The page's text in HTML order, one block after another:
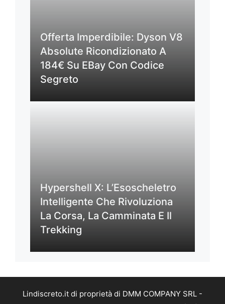
Offerta Imperdibile: Dyson V8
Absolute Ricondizionato A
184€ Su EBay Con Codice
Segreto
Hypershell X: L’Esoscheletro
Intelligente Che Rivoluziona
La Corsa, La Camminata E Il
Trekking
Lindiscreto.it di proprietà di DMM COMPANY SRL -